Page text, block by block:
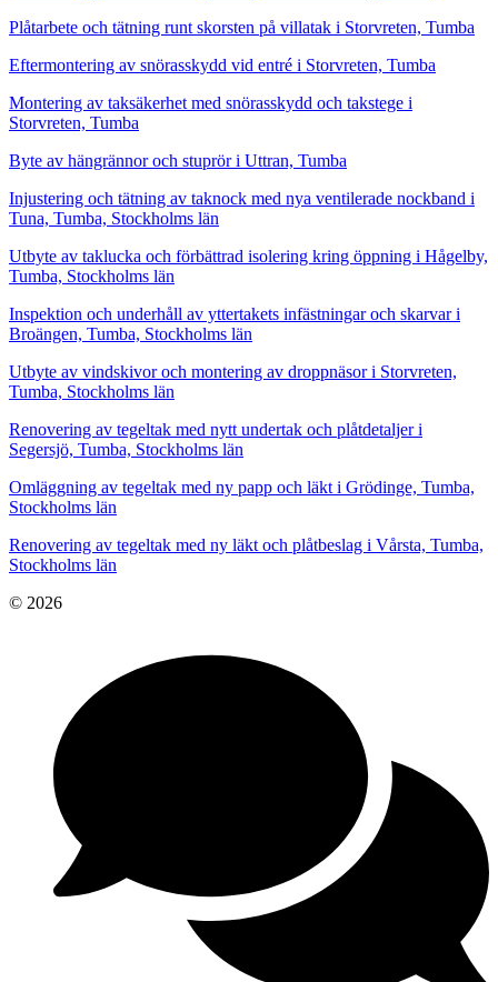
Plåtarbete och tätning runt skorsten på villatak i Storvreten, Tumba
Eftermontering av snörasskydd vid entré i Storvreten, Tumba
Montering av taksäkerhet med snörasskydd och takstege i
Storvreten, Tumba
Byte av hängrännor och stuprör i Uttran, Tumba
Injustering och tätning av taknock med nya ventilerade nockband i
Tuna, Tumba, Stockholms län
Utbyte av taklucka och förbättrad isolering kring öppning i Hågelby,
Tumba, Stockholms län
Inspektion och underhåll av yttertakets infästningar och skarvar i
Broängen, Tumba, Stockholms län
Utbyte av vindskivor och montering av droppnäsor i Storvreten,
Tumba, Stockholms län
Renovering av tegeltak med nytt undertak och plåtdetaljer i
Segersjö, Tumba, Stockholms län
Omläggning av tegeltak med ny papp och läkt i Grödinge, Tumba,
Stockholms län
Renovering av tegeltak med ny läkt och plåtbeslag i Vårsta, Tumba,
Stockholms län
© 2026